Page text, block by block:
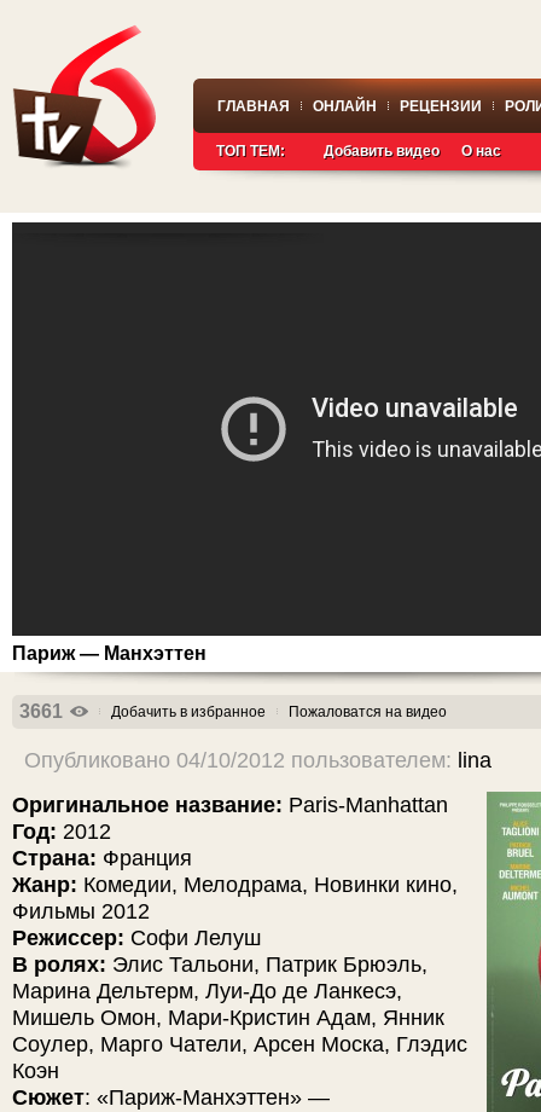
ГЛАВНАЯ ОНЛАЙН РЕЦЕНЗИИ
ТОП ТЕМ: Добавить видео О нас
Париж — Манхэттен
3661 Добачить в избранное Пожаловатся на видео
Опубликовано 04/10/2012 пользователем: lina
Оригинальное название: Paris-Manhattan
Год: 2012
Страна: Франция
Жанр: Комедии, Мелодрама, Новинки кино,
Фильмы 2012
Режиссер: Софи Лелуш
В ролях: Элис Тальони, Патрик Брюэль,
Марина Дельтерм, Луи-До де Ланкесэ,
Мишель Омон, Мари-Кристин Адам, Янник
Соулер, Марго Чатели, Арсен Моска, Глэдис
Коэн
Сюжет: «Париж-Манхэттен» —